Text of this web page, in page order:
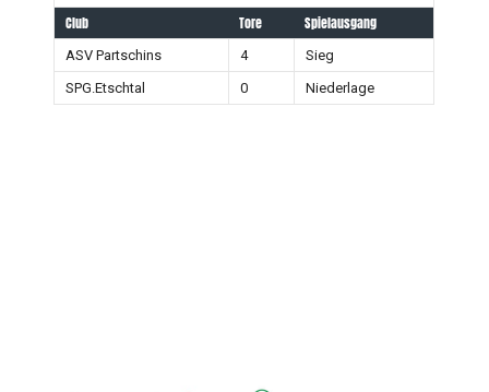
Club Tore Spielausgang
ASV Partschins 4
Sieg
SPG.Etschtal
0 Niederlage